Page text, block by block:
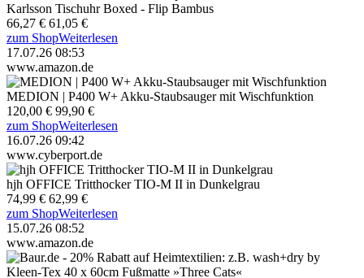
Karlsson Tischuhr Boxed - Flip Bambus
66,27 € 61,05 €
zum ShopWeiterlesen
17.07.26 08:53
www.amazon.de
MEDION | P400 W+ Akku-Staubsauger mit Wischfunktion
120,00 € 99,90 €
zum ShopWeiterlesen
16.07.26 09:42
www.cyberport.de
hjh OFFICE Tritthocker TIO-M II in Dunkelgrau
74,99 € 62,99 €
zum ShopWeiterlesen
15.07.26 08:52
www.amazon.de